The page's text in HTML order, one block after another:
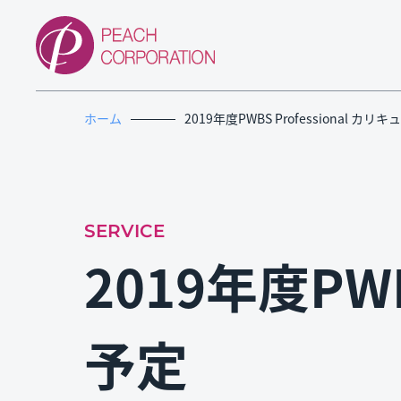
ホーム 2019年度PWBS Professional カリキ
SERVICE
2019年度
予定